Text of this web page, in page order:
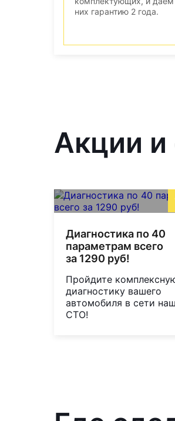
них гарантию 2 года.
Акции и
Диагностика по 40
параметрам всего
за 1290 руб!
Пройдите
диагностику вашего
автомобиля в сети
СТО!